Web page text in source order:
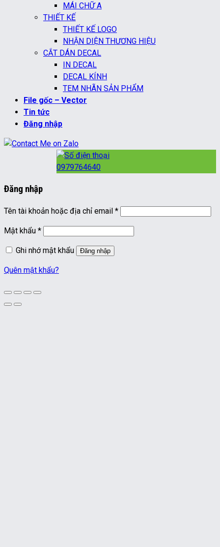
MÁI CHỮ A
THIẾT KẾ
THIẾT KẾ LOGO
NHẬN DIỆN THƯƠNG HIỆU
CẮT DÁN DECAL
IN DECAL
DECAL KÍNH
TEM NHÃN SẢN PHẨM
File gốc – Vector
Tin tức
Đăng nhập
0979764640
Đăng nhập
Tên tài khoản hoặc địa chỉ email *Bắt
Mật khẩu *Bắt
Ghi nhớ mật khẩu
Đăng nhập
Quên mật khẩu?